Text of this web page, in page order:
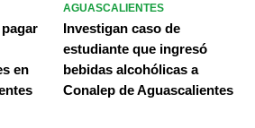
en
AGUASCALIENTES
Investigan caso de
estudiante que ingresó
bebidas alcohólicas a
Conalep de Aguascalientes